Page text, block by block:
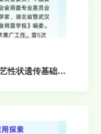
性状遗传基础的